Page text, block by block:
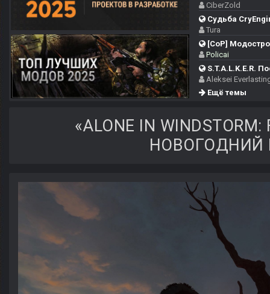
CiberZold
Судьба
Tura
[CoP]
Policai
S.T.A.L.K.E.R.
Aleksei
Ещё темы
«ALONE IN WINDSTORM:
НОВОГОДНИЙ